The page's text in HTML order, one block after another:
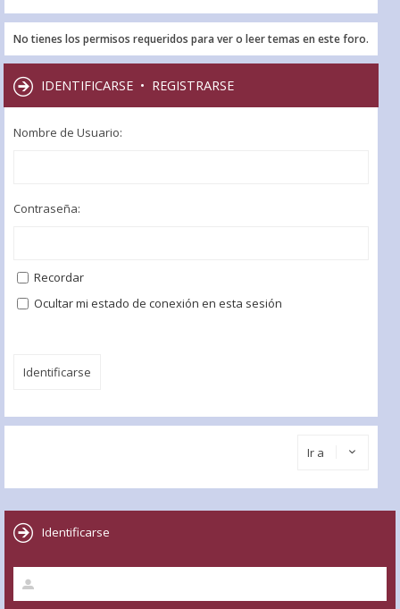
No tienes los permisos requeridos para ver o leer temas en este foro.
IDENTIFICARSE • REGISTRARSE
Nombre de Usuario:
Contraseña:
Recordar
Ocultar mi estado de conexión en esta sesión
Ir a
Identificarse